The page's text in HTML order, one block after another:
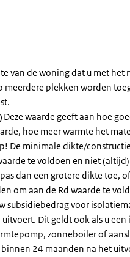
van de woning dat u met het
meerdere plekken worden
Deze waarde geeft aan hoe
hoe meer warmte het
De minimale dikte/
te voldoen en niet
dan een grotere dikte toe,
om aan de Rd waarde te
subsidiebedrag voor
Dit geldt ook als u
zonneboiler of
24 maanden na het